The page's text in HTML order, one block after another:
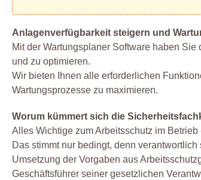
Anlagenverfügbarkeit steigern und
Mit der Wartungsplaner Software haben
und zu optimieren.
Wir bieten Ihnen alle erforderlichen
Wartungsprozesse zu maximieren.
Worum kümmert sich die
Alles Wichtige zum Arbeitsschutz im
Das stimmt nur bedingt, denn
Umsetzung der Vorgaben aus
Geschäftsführer seiner gesetzlichen